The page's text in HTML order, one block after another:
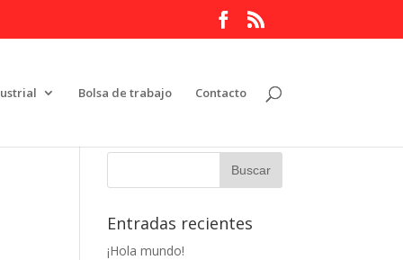
Bolsa de trabajo Contacto
Entradas recientes
¡Hola mundo!